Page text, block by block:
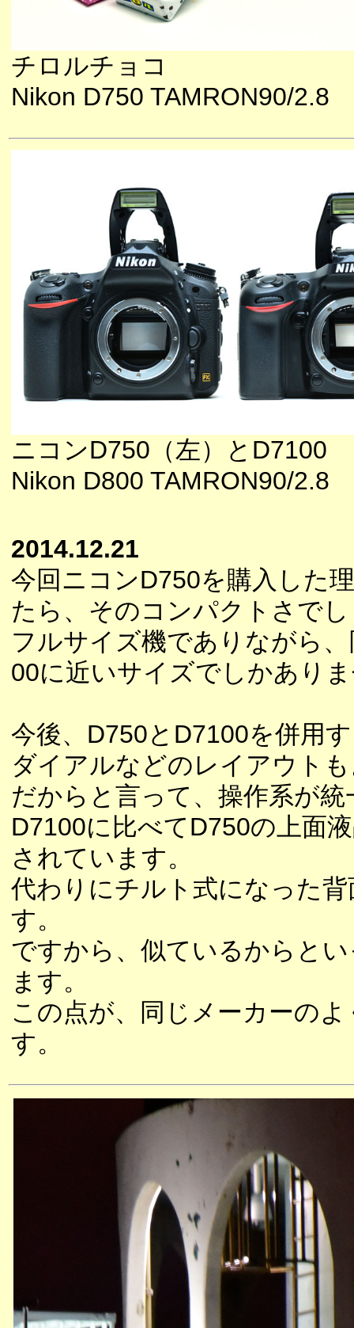
チロルチョコ
Nikon D750 TAMRON90/2.8
ニコンD750（左）とD7100
Nikon D800 TAMRON90/2.8
2014.12.21
今回ニコンD750を購入した
たら、そのコンパクトさで
フルサイズ機でありながら
00に近いサイズでしかあり
今後、D750とD7100を併用
ダイアルなどのレイアウト
だからと言って、操作系が
D7100に比べてD750の上面
されています。
代わりにチルト式になった
す。
ですから、似ているからと
ます。
この点が、同じメーカーの
す。